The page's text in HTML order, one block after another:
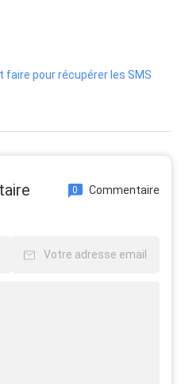
faire pour récupérer les SMS
0 Commentaire